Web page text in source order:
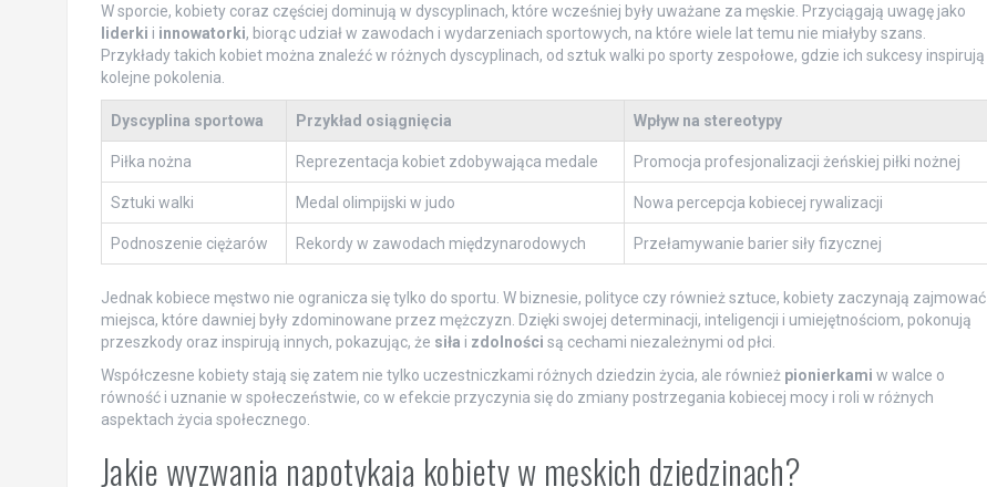
W sporcie, kobiety coraz częściej dominują w dyscyplinach, które wcześniej były uważane za męskie. Przyciągają uwagę jako
liderki i innowatorki, biorąc udział w zawodach i wydarzeniach sportowych, na które wiele lat temu nie miałyby szans.
Przykłady takich kobiet można znaleźć w różnych dyscyplinach, od sztuk walki po sporty zespołowe, gdzie ich sukcesy inspirują
kolejne pokolenia.
Dyscyplina sportowa Przykład osiągnięcia Wpływ na stereotypy
Piłka nożna Reprezentacja kobiet zdobywająca medale Promocja profesjonalizacji żeńskiej piłki nożnej
Sztuki walki Medal olimpijski w judo Nowa percepcja kobiecej rywalizacji
Podnoszenie ciężarów Rekordy w zawodach międzynarodowych Przełamywanie barier siły fizycznej
Jednak kobiece męstwo nie ogranicza się tylko do sportu. W biznesie, polityce czy również sztuce, kobiety zaczynają zajmować
miejsca, które dawniej były zdominowane przez mężczyzn. Dzięki swojej determinacji, inteligencji i umiejętnościom, pokonują
przeszkody oraz inspirują innych, pokazując, że siła i zdolności są cechami niezależnymi od płci.
Współczesne kobiety stają się zatem nie tylko uczestniczkami różnych dziedzin życia, ale również pionierkami w walce o
równość i uznanie w społeczeństwie, co w efekcie przyczynia się do zmiany postrzegania kobiecej mocy i roli w różnych
aspektach życia społecznego.
Jakie wyzwania napotykają kobiety w męskich dziedzinach?